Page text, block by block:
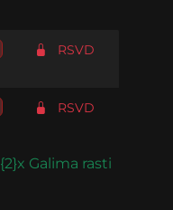
RSVD
RSVD
{2}x Galima rasti